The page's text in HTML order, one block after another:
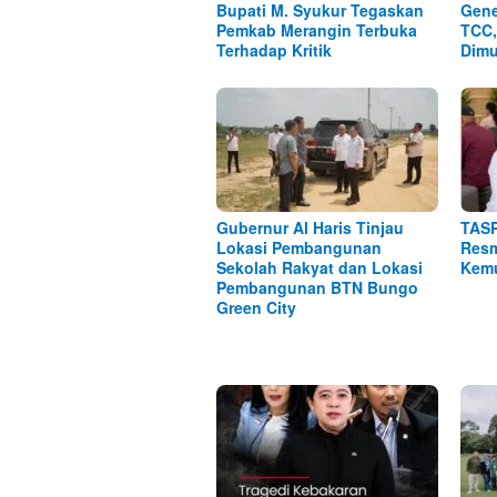
Bupati M. Syukur Tegaskan
Pemkab Merangin Terbuka
Terhadap Kritik
Gubernur Al Haris Tinjau
Lokasi Pembangunan
Sekolah Rakyat dan Lokasi
Pembangunan BTN Bungo
Green City